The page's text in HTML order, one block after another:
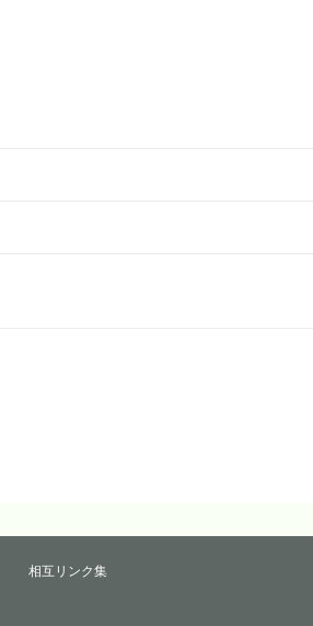
相互リンク集